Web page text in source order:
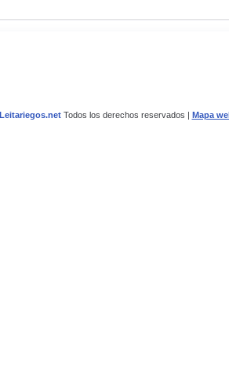
Leitariegos.netTodos los derechos reservados | Mapa